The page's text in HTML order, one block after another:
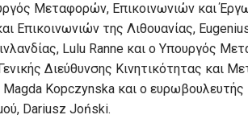
Μεταφορών, Επικοινωνιών και
Επικοινωνιών της Λιθουανίας,
Lulu Ranne και ο Υπουργός
Διεύθυνσης Κινητικότητας και
Kopczynska και ο ευρωβουλευτής
Dariusz Joński.